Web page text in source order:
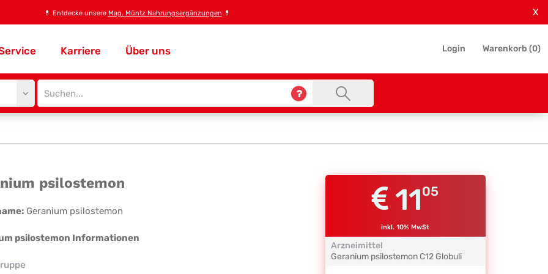
💊 Entdecke unsere Mag. Müntz Nahrungsergänzungen 💊 X
Karriere Über uns Login Warenkorb (0)
Site
search
psilostemon
Geranium psilostemon
psilostemon Informationen
1105
inkl. 10% MwSt
Arzneimittel
Geranium psilostemon C12 Globuli